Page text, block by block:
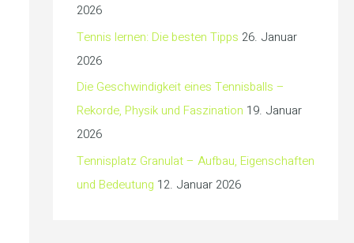
2026
Tennis lernen: Die besten Tipps 26. Januar
2026
Die Geschwindigkeit eines Tennisballs –
Rekorde, Physik und Faszination 19. Januar
2026
Tennisplatz Granulat – Aufbau, Eigenschaften
und Bedeutung 12. Januar 2026